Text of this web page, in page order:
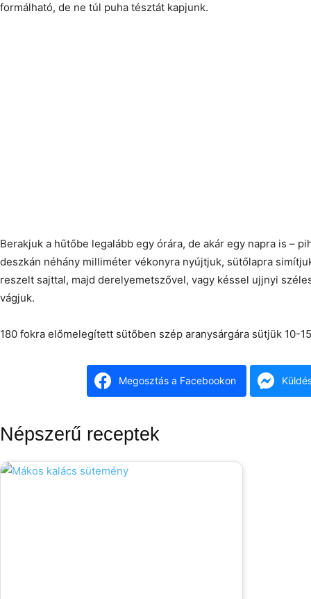
formálható, de ne túl puha tésztát kapjunk.
Berakjuk a hűtőbe legalább egy órára, de akár egy napra is –
deszkán néhány milliméter vékonyra nyújtjuk, sütőlapra
reszelt sajttal, majd derelyemetszővel, vagy késsel ujjnyi
vágjuk.
180 fokra előmelegített sütőben szép aranysárgára sütjük 10-
Megosztás a Facebookon
Népszerű receptek